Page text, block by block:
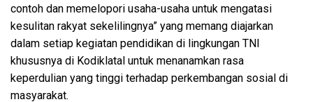
contoh dan memelopori usaha-usaha untuk mengatasi
kesulitan rakyat sekelilingnya” yang memang diajarkan
dalam setiap kegiatan pendidikan di lingkungan TNI
khususnya di Kodiklatal untuk menanamkan rasa
keperdulian yang tinggi terhadap perkembangan sosial di
masyarakat.